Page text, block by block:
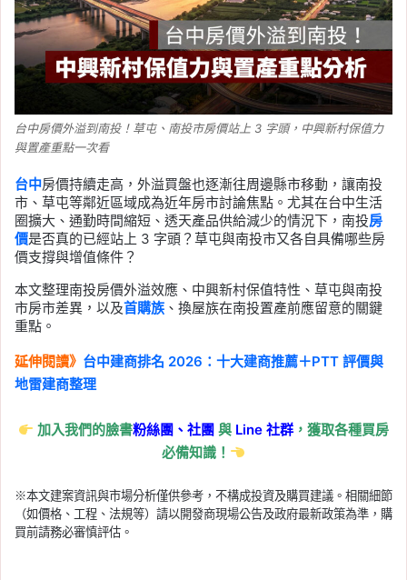
台中房價外溢到南投！草屯、南投市房價站上 3 字頭，中興新村保值力
與置產重點一次看
台中房價持續走高，外溢買盤也逐漸往周邊縣市移動，讓南投
市、草屯等鄰近區域成為近年房市討論焦點。尤其在台中生活
圈擴大、通勤時間縮短、透天產品供給減少的情況下，南投房
價是否真的已經站上 3 字頭？草屯與南投市又各自具備哪些房
價支撐與增值條件？
本文整理南投房價外溢效應、中興新村保值特性、草屯與南投
市房市差異，以及首購族 、換屋族在南投置產前應留意的關鍵
重點。
延伸閱讀》 台中建商排名 2026：十大建商推薦＋PTT 評價與
地雷建商整理
加入我們的臉書粉絲團、社團與 Line社群 ，獲取各種買房
必備知識！
※本文建案資訊與市場分析僅供參考，不構成投資及購買建議。相關細節
（如價格、工程、法規等）請以開發商現場公告及政府最新政策為準，購
買前請務必審慎評估。